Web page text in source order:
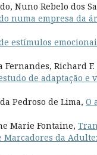
Nuno Rebelo dos
numa empresa da
estímulos
Richard F.
de adaptação e
Pedroso de Lima, O
Marie Fontaine,
da